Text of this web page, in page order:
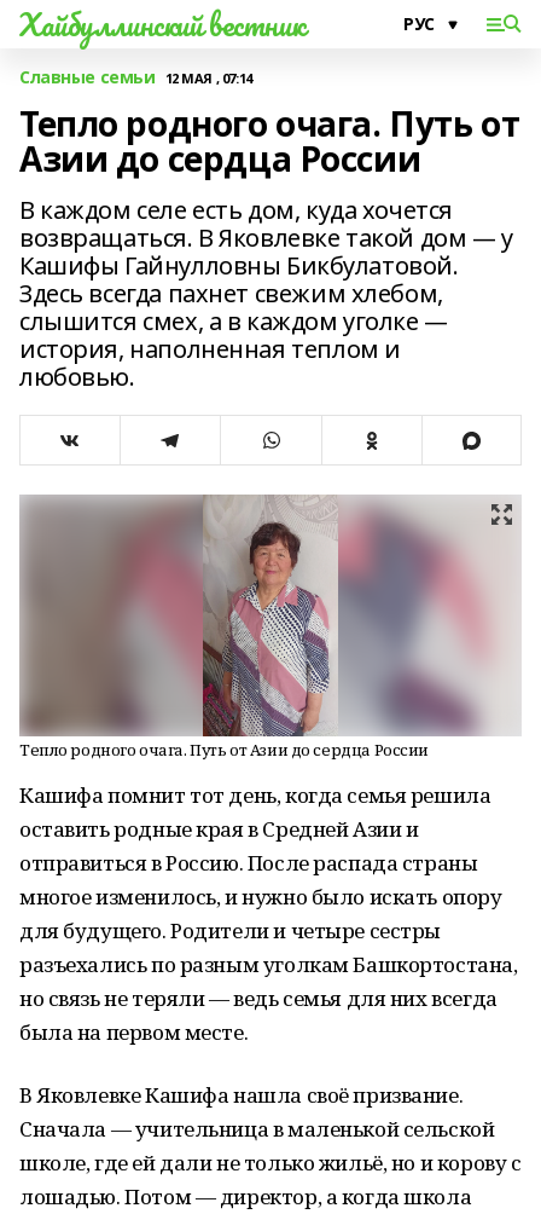
Хайбуллинский вестник
Славные семьи 12 МАЯ , 07:14
Тепло родного очага. Путь от
Азии до сердца России
В каждом селе есть дом, куда хочется
возвращаться. В Яковлевке такой дом — у
Кашифы Гайнулловны Бикбулатовой.
Здесь всегда пахнет свежим хлебом,
слышится смех, а в каждом уголке —
история, наполненная теплом и
любовью.
Тепло родного очага. Путь от Азии до сердца России
Кашифа помнит тот день, когда семья решила
оставить родные края в Средней Азии и
отправиться в Россию. После распада страны
многое изменилось, и нужно было искать опору
для будущего. Родители и четыре сестры
разъехались по разным уголкам Башкортостана,
но связь не теряли — ведь семья для них всегда
была на первом месте.
В Яковлевке Кашифа нашла своё призвание.
Сначала — учительница в маленькой сельской
школе, где ей дали не только жильё, но и корову с
лошадью. Потом — директор, а когда школа